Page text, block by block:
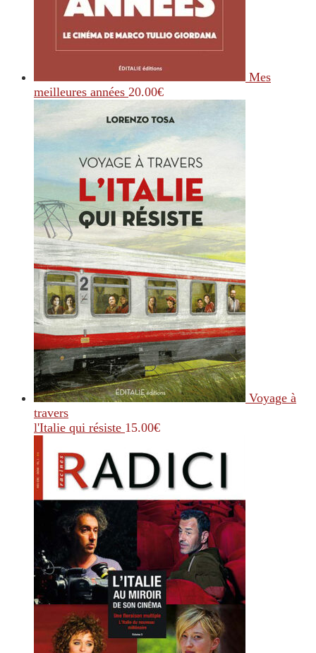
Mes
meilleures années 20.00€
Voyage à
travers
l'Italie qui résiste 15.00€